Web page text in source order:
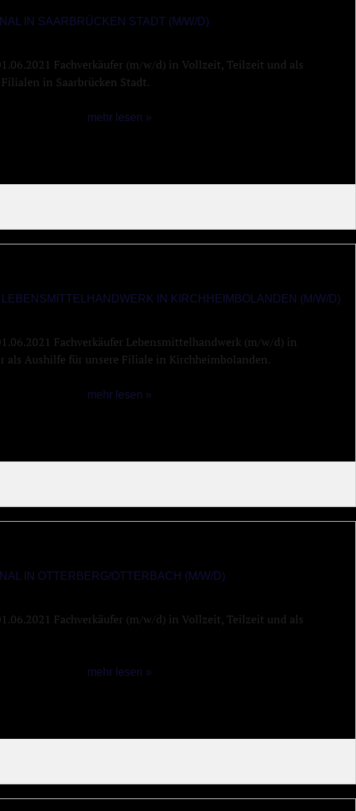
IN SAARBRÜCKEN STADT (M/W/D)
Fachverkäufer (m/w/d) in Vollzeit, Teilzeit und als
in Saarbrücken Stadt.
mehr lesen »
IN KIRCHHEIMBOLANDEN (M/W/D)
Fachverkäufer Lebensmittelhandwerk (m/w/d) in
als Aushilfe für unsere Filiale in Kirchheimbolanden.
mehr lesen »
IN OTTERBERG/OTTERBACH (M/W/D)
Fachverkäufer (m/w/d) in Vollzeit, Teilzeit und als
mehr lesen »